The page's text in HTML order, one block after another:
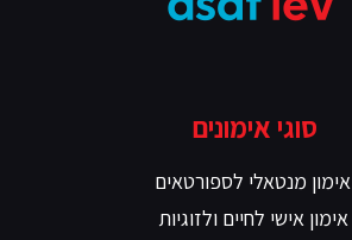
סוגי אימונים
אימון מנטאלי לספורטאים
אימון אישי לחיים ולזוגיות